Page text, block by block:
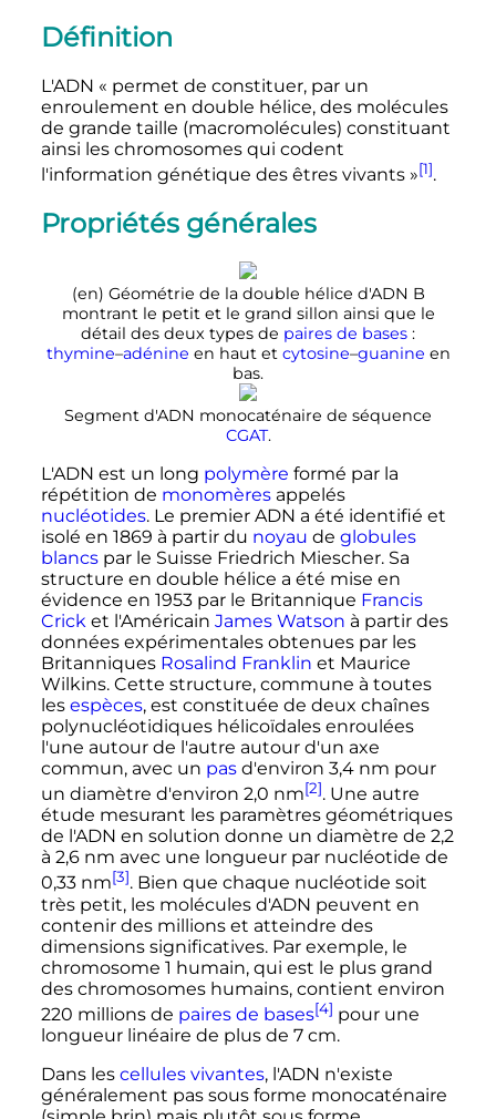
Définition
L'ADN « permet de constituer, par un
enroulement en double hélice, des molécules
de grande taille (macromolécules) constituant
ainsi les chromosomes qui codent
l'information génétique des êtres vivants »[1].
Propriétés générales
(en) Géométrie de la double hélice d'ADN B
montrant le petit et le grand sillon ainsi que le
détail des deux types de paires de bases :
thymine–adénine en haut et cytosine–guanine en
bas.
Segment d'ADN monocaténaire de séquence
CGAT.
L'ADN est un long polymère formé par la
répétition de monomèresappelés
nucléotides. Le premier ADN a été identifié et
isolé en 1869 à partir du noyau de globules
blancspar le Suisse Friedrich Miescher. Sa
structure en double hélice a été mise en
évidence en 1953 par le Britannique Francis
Cricket l'Américain James Watson à partir des
données expérimentales obtenues par les
Britanniques Rosalind Franklin et Maurice
Wilkins. Cette structure, commune à toutes
les espèces, est constituée de deux chaînes
polynucléotidiques hélicoïdales enroulées
l'une autour de l'autre autour d'un axe
commun, avec un pasd'environ 3,4 nm pour
un diamètre d'environ 2,0 nm[2]. Une autre
étude mesurant les paramètres géométriques
de l'ADN en solution donne un diamètre de 2,2
à 2,6 nm avec une longueur par nucléotide de
0,33 nm[3]. Bien que chaque nucléotide soit
très petit, les molécules d'ADN peuvent en
contenir des millions et atteindre des
dimensions significatives. Par exemple, le
chromosome 1 humain, qui est le plus grand
des chromosomes humains, contient environ
220 millionsde paires de bases[4] pour une
longueur linéaire de plus de 7 cm.
Dans les cellules vivantes, l'ADN n'existe
généralement pas sous forme monocaténaire